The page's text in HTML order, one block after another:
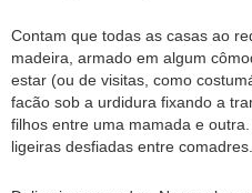
Contam que todas as casas ao
madeira, armado em algum
estar (ou de visitas, como
facão sob a urdidura fixando a
filhos entre uma mamada e
ligeiras desfiadas entre comadres.